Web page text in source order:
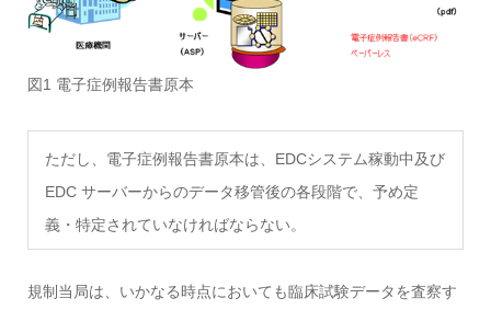
図1 電子症例報告書原本
ただし、電子症例報告書原本は、EDCシステム稼動中及び
EDC サーバーからのデータ移管後の各段階で、予め定
義・特定されていなければならない。
規制当局は、いかなる時点においても臨床試験データを査察す